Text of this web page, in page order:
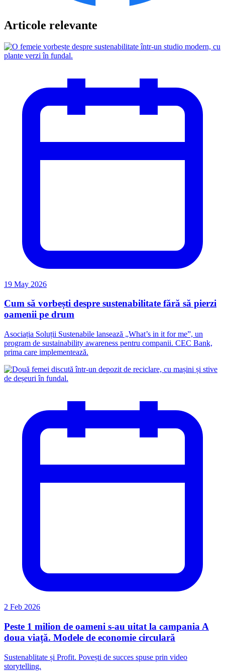
Articole relevante
19 May 2026
Cum să vorbești despre sustenabilitate fără să pierzi
oamenii pe drum
Asociația Soluții Sustenabile lansează „What’s in it for me”, un
program de sustainability awareness pentru companii. CEC Bank,
prima care implementează.
2 Feb 2026
Peste 1 milion de oameni s-au uitat la campania A
doua viață. Modele de economie circulară
Sustenablitate și Profit. Povești de succes spuse prin video
storytelling.